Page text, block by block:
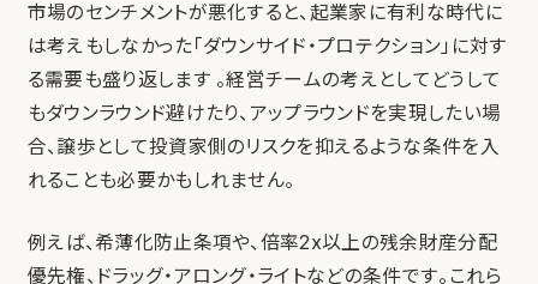
市場のセンチメントが悪化すると、起業家に有利な時代に
は考えもしなかった「ダウンサイド・プロテクション」に対す
る需要も盛り返します 。経営チームの考えとしてどうして
もダウンラウンド避けたり、アップラウンドを実現したい場
合、譲歩として投資家側のリスクを抑えるような条件を入
れることも必要かもしれません。
例えば、希薄化防止条項や、倍率2x以上の残余財産分配
優先権、ドラッグ・アロング・ライトなどの条件です。これら